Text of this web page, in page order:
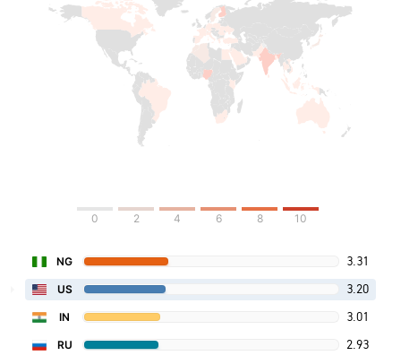
0 2 4 6 8 10
NG 3.31
US 3.20
IN 3.01
RU 2.93